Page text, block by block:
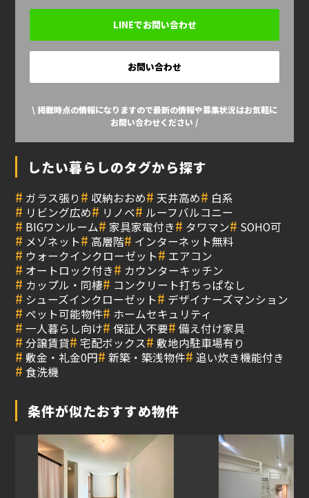
LINEでお問い合わせ
お問い合わせ
\ 掲載時点の情報になりますので最新の情報や募集状況はお気軽に
お問い合わせください /
したい暮らしのタグから探す
# ガラス張り# 収納おおめ# 天井高め# 白系
# リビング広め# リノベ# ルーフバルコニー
# BIGワンルーム# 家具家電付き# タワマン# SOHO可
# メゾネット# 高層階# インターネット無料
# ウォークインクローゼット# エアコン
# オートロック付き# カウンターキッチン
# カップル・同棲# コンクリート打ちっぱなし
# シューズインクローゼット# デザイナーズマンション
# ペット可能物件# ホームセキュリティ
# 一人暮らし向け# 保証人不要# 備え付け家具
# 分譲賃貸# 宅配ボックス# 敷地内駐車場有り
# 敷金・礼金0円# 新築・築浅物件# 追い炊き機能付き
# 食洗機
条件が似たおすすめ物件